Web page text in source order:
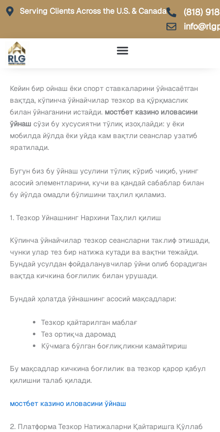
Skip
Serving Clients Across the U.S. & Canada
(818)
Кейин бир ойнаш ёки спорт ставкаларини ўйнасаётган
вақтда, кўпинча ўйнайчилар тезкор ва қўрқмаслик
билан ўйнаганини истайди. мостбет казино иловасини
ўйнаш сўзи бу хусусиятни тўлиқ изоҳлайди: у ёки
мобилда йўлда ёки уйда кам вақтли сеанслар узатиб
яратилади.
Бугун биз бу ўйнаш усулини тўлиқ кўриб чиқиб, унинг
асосий элементларини, кучи ва қандай сабаблар билан
бу йўлда омадли бўлишини таҳлил қиламиз.
1. Тезкор Уйнашнинг Нархини Таҳлил қилиш
Кўпинча ўйнайчилар тезкор сеансларни таклиф этишади,
чунки улар тез бир натижа кутади ва вақтни тежайди.
Бундай усулдан фойдаланувчилар ўйни олиб борадиган
вақтда кичкина боғлилик билан урушади.
Бундай ҳолатда ўйнашнинг асосий мақсадлари:
Тезкор қайтарилган маблағ
Тез ортиқча даромад
Кўчмага бўлган боғлиқликни камайтириш
Бу мақсадлар кичкина боғлилик ва тезкор қарор қабул
қилишни талаб қилади.
мостбет казино иловасини ўйнаш
2. Платформа Тезкор Натижаларни Қайтаришга Қўллаб